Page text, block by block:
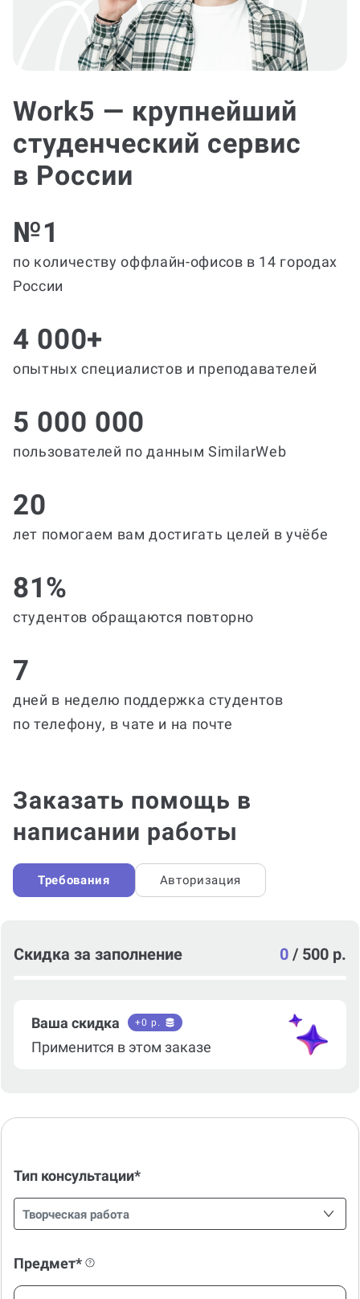
Work5 — крупнейший
студенческий сервис
в России
№1
по количеству оффлайн-офисов в 14 городах
России
4 000+
опытных специалистов и преподавателей
5 000 000
пользователей по данным SimilarWeb
20
лет помогаем вам достигать целей в учёбе
81%
студентов обращаются повторно
7
дней в неделю поддержка студентов
по телефону, в чате и на почте
Заказать помощь в
написании работы
Требования Авторизация
Скидка за заполнение 0 / 500 р.
Ваша скидка +0 р.
Применится в этом заказе
Тип консультации*
Творческая работа
Предмет*